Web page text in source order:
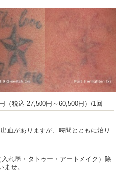
（税込 27,500円～60,500円）/1回
血がありますが、時間とともに治り
れ墨・タトゥー・アートメイク）除
せ。